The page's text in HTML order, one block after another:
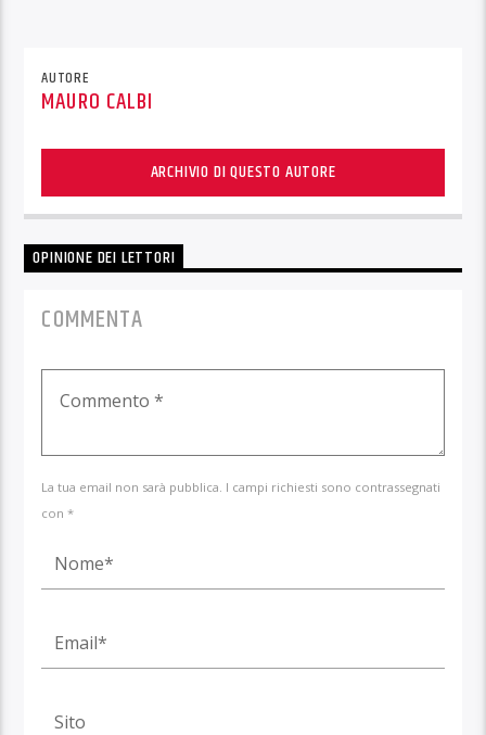
AUTORE
MAURO CALBI
ARCHIVIO DI QUESTO AUTORE
OPINIONE DEI LETTORI
COMMENTA
La tua email non sarà pubblica. I campi richiesti sono contrassegnati
con *